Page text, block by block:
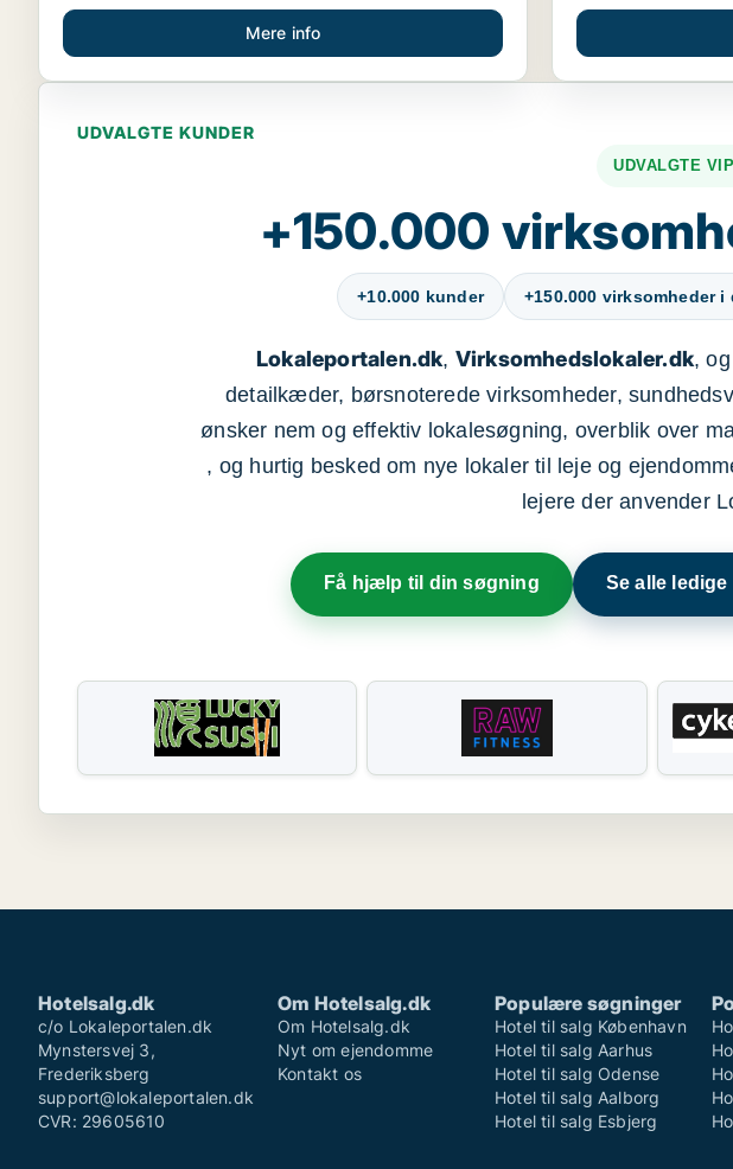
Mere info
UDVALGTE KUNDER
UDVALGTE
+150.000
+10.000 kunder +150.000 virksomheder i
Lokaleportalen.dk, Virksomhedslokaler.dk, og
detailkæder, børsnoterede virksomheder,
ønsker nem og effektiv lokalesøgning, overblik over
, og hurtig besked om nye lokaler til leje og
lejere der anvender
Få hjælp til din søgning Se alle
Hotelsalg.dk
c/o Lokaleportalen.dk
Mynstersvej 3,
Frederiksberg
support@lokaleportalen.dk
CVR: 29605610
Om Hotelsalg.dk
Om Hotelsalg.dk
Nyt om ejendomme
Kontakt os
Populære søgninger
Hotel til salg København
Hotel til salg Aarhus
Hotel til salg Odense
Hotel til salg Aalborg
Hotel til salg Esbjerg